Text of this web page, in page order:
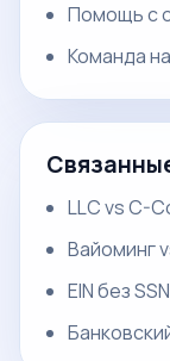
Помощь с
Команда
LLC vs C-
Вайоминг
EIN без